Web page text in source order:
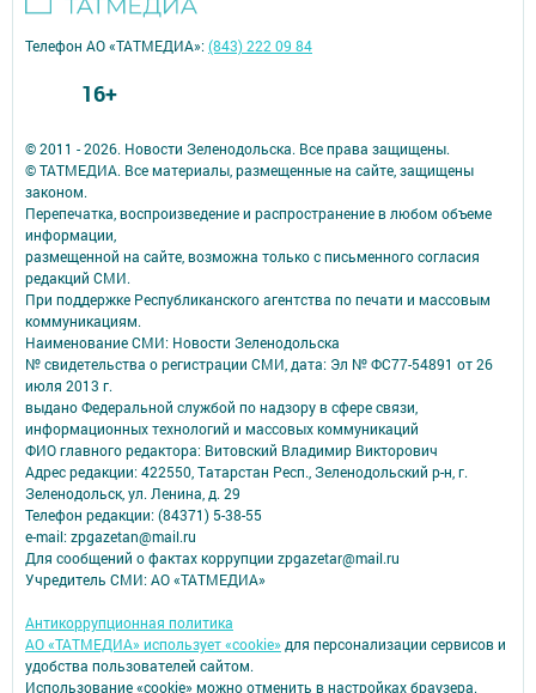
© 2011 - 2026. Новости Зеленодольска. Все права защищены.
© ТАТМЕДИА. Все материалы, размещенные на сайте, защищены
законом.
Перепечатка, воспроизведение и распространение в любом объеме
информации,
размещенной на сайте, возможна только с письменного согласия
редакций СМИ.
При поддержке Республиканского агентства по печати и массовым
коммуникациям.
Наименование СМИ: Новости Зеленодольска
№ свидетельства о регистрации СМИ, дата: Эл № ФС77-54891 от 26
июля 2013 г.
выдано Федеральной службой по надзору в сфере связи,
информационных технологий и массовых коммуникаций
ФИО главного редактора: Витовский Владимир Викторович
Адрес редакции: 422550, Татарстан Респ., Зеленодольский р-н, г.
Зеленодольск, ул. Ленина, д. 29
Телефон редакции: (84371) 5-38-55
e-mail: zpgazetan@mail.ru
Для сообщений о фактах коррупции zpgazetar@mail.ru
Учредитель СМИ: АО «ТАТМЕДИА»
Антикоррупционная политика
АО «ТАТМЕДИА» использует «cookie»для персонализации сервисов и
удобства пользователей сайтом.
Использование «cookie» можно отменить в настройках браузера.
Телефон АО «ТАТМЕДИА»:(843) 222 09 84
16+